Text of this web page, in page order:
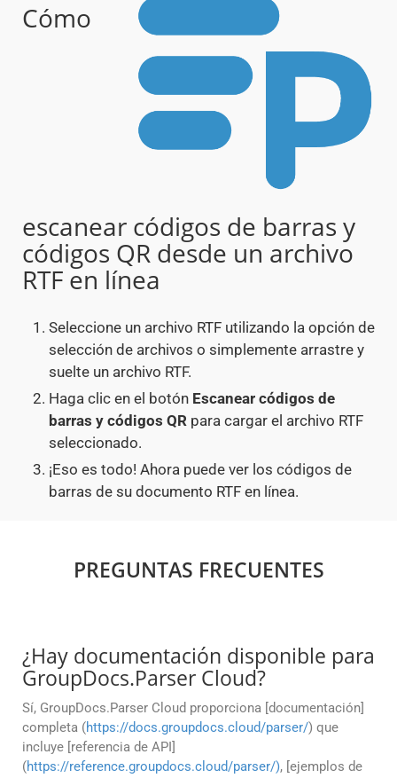
Cómo
escanear códigos de barras y
códigos QR desde un archivo
RTF en línea
Seleccione un archivo RTF utilizando la opción de
selección de archivos o simplemente arrastre y
suelte un archivo RTF.
Haga clic en el botón Escanear códigos de
barras y códigos QR para cargar el archivo RTF
seleccionado.
¡Eso es todo! Ahora puede ver los códigos de
barras de su documento RTF en línea.
PREGUNTAS FRECUENTES
¿Hay documentación disponible para
GroupDocs.Parser Cloud?
Sí, GroupDocs.Parser Cloud proporciona [documentación]
completa (https://docs.groupdocs.cloud/parser/) que
incluye [referencia de API]
(https://reference.groupdocs.cloud/parser/), [ejemplos de